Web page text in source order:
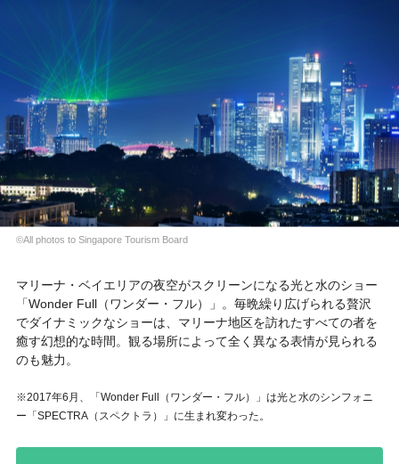
©All photos to Singapore Tourism Board
マリーナ・ベイエリアの夜空がスクリーンになる光と水のショー
「Wonder Full（ワンダー・フル）
」。毎晩繰り広げられる贅沢
でダイナミックなショーは、マリーナ地区を訪れたすべての者を
癒す幻想的な時間。観る場所によって全く異なる表情が見られる
のも魅力。
※2017年6月、「Wonder Full（ワンダー・フル）」は光と水のシンフォニ
ー「SPECTRA（スペクトラ）」に生まれ変わった。